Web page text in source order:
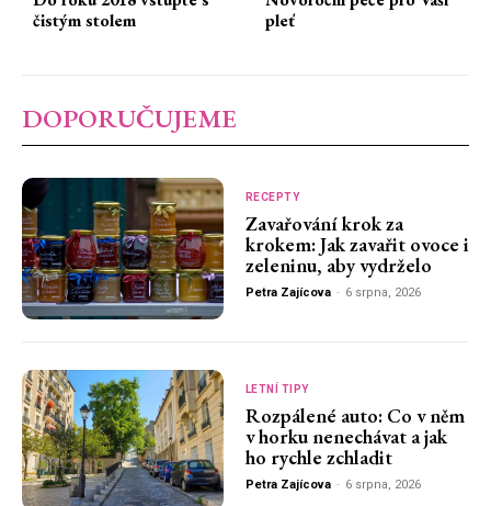
čistým stolem
pleť
DOPORUČUJEME
RECEPTY
Zavařování krok za
krokem: Jak zavařit ovoce i
zeleninu, aby vydrželo
Petra Zajícova - 6 srpna, 2026
LETNÍ TIPY
Rozpálené auto: Co v něm
v horku nenechávat a jak
ho rychle zchladit
Petra Zajícova - 6 srpna, 2026